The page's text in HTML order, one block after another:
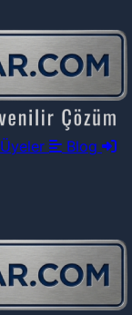
Üyeler
Blog